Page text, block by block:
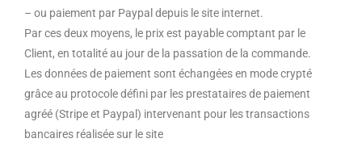
– ou paiement par Paypal depuis le site internet.
Par ces deux moyens, le prix est payable comptant par le
Client, en totalité au jour de la passation de la commande.
Les données de paiement sont échangées en mode crypté
grâce au protocole défini par les prestataires de paiement
agréé (Stripe et Paypal) intervenant pour les transactions
bancaires réalisée sur le site